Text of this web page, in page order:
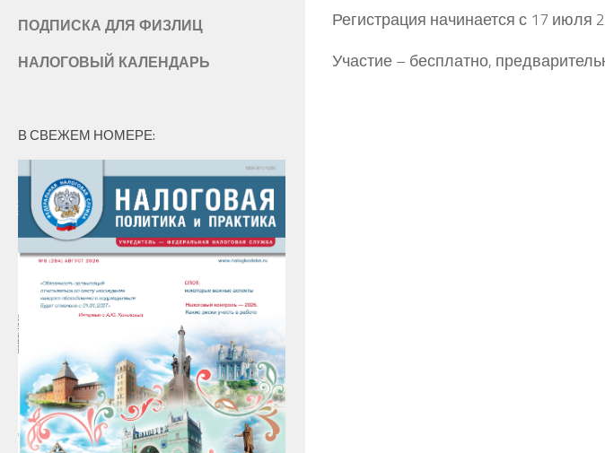
Регистрация начинается с 17 июля
Участие – бесплатно,
ПОДПИСКА ДЛЯ ФИЗЛИЦ
НАЛОГОВЫЙ КАЛЕНДАРЬ
В СВЕЖЕМ НОМЕРЕ: